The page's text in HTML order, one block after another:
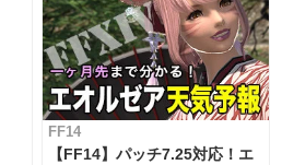
FF14
【FF14】パッチ7.25対応！エ